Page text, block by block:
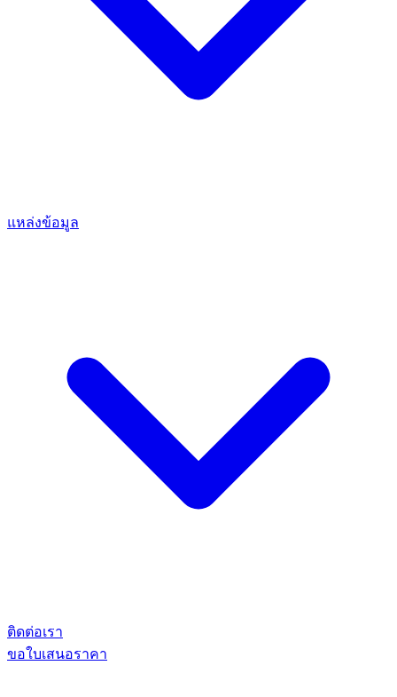
แหล่งข้อมูล
ติดต่อเรา
ขอใบเสนอราคา